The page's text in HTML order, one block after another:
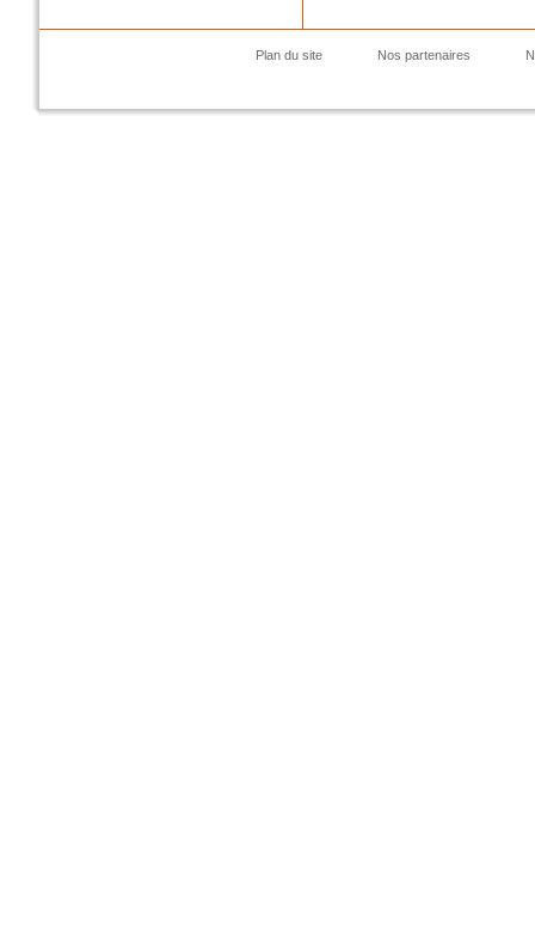
Plan du site Nos partenaires